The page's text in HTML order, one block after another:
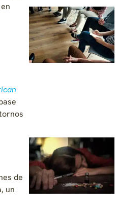
de
un